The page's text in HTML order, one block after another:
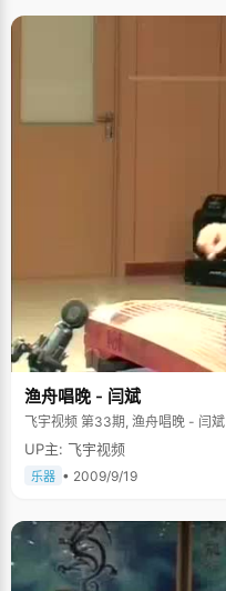
渔舟唱晚 - 闫斌
飞宇视频 第33期, 渔舟唱晚 - 闫斌
UP主: 飞宇视频
乐器 • 2009/9/19